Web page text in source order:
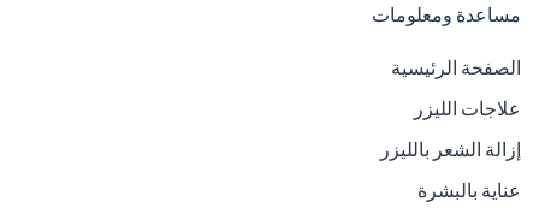
مساعدة ومعلومات
الصفحة الرئيسية
علاجات الليزر
إزالة الشعر بالليزر
عناية بالبشرة